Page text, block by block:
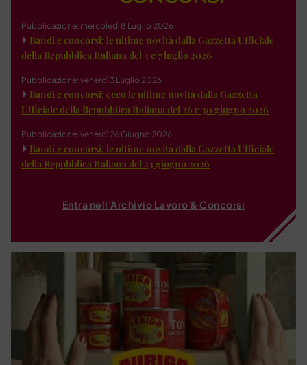
Pubblicazione: mercoledì 8 Luglio 2026
Bandi e concorsi: le ultime novità dalla Gazzetta Ufficiale
della Repubblica Italiana del 3 e 7 luglio 2026
Pubblicazione: venerdì 3 Luglio 2026
Bandi e concorsi: ecco le ultime novità dalla Gazzetta
Ufficiale della Repubblica Italiana del 26 e 30 giugno 2026
Pubblicazione: venerdì 26 Giugno 2026
Bandi e concorsi: le ultime novità dalla Gazzetta Ufficiale
della Repubblica Italiana del 23 giugno 2026
Entra nell'Archivio Lavoro & Concorsi